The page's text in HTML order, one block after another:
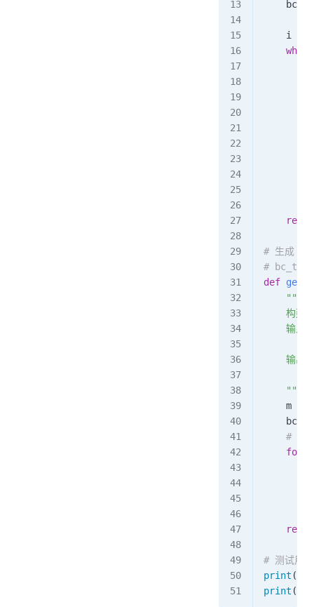
    i
    while
# 生成
#
def
    """
构建
    输入:
    输出:
    """
    m
# 只
    for
# 测试用例
print (
print (